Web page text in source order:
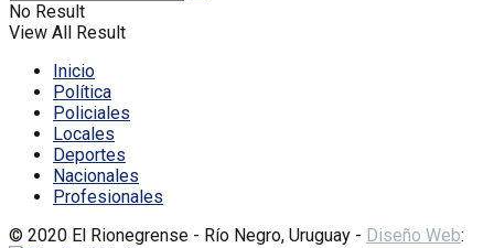
No Result
View All Result
Inicio
Política
Policiales
Locales
Deportes
Nacionales
Profesionales
© 2020 El Rionegrense - Río Negro, Uruguay - Diseño Web: